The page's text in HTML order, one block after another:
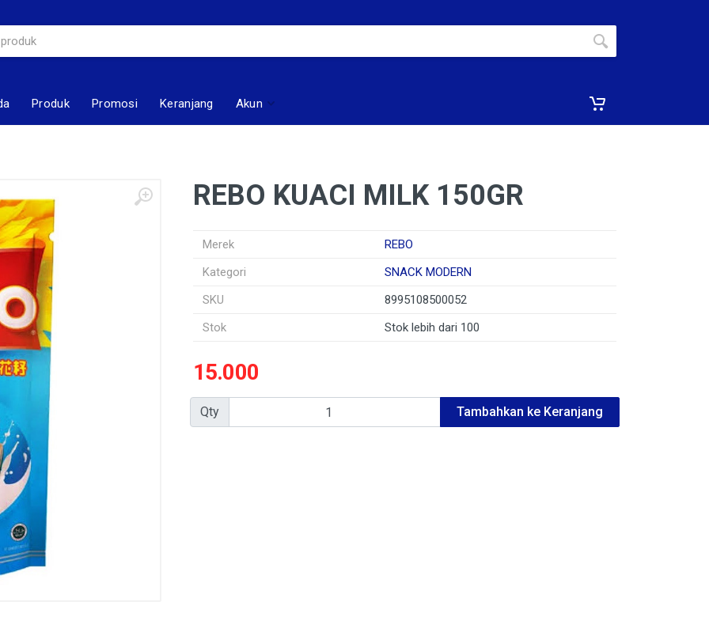
Produk Promosi Keranjang Akun
REBO KUACI MILK 150GR
Merek
REBO
Kategori
SNACK MODERN
SKU
8995108500052
Stok
Stok lebih dari 100
15.000
Qty Tambahkan ke Keranjang